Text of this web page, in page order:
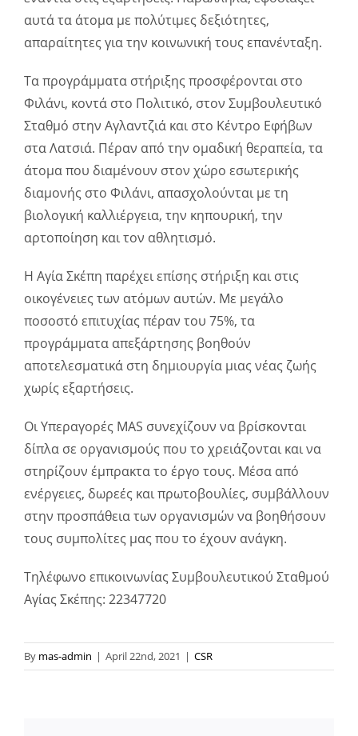
αυτά τα άτομα με πολύτιμες δεξιότητες,
απαραίτητες για την κοινωνική τους επανένταξη.
Τα προγράμματα στήριξης προσφέρονται στο
Φιλάνι, κοντά στο Πολιτικό, στον Συμβουλευτικό
Σταθμό στην Αγλαντζιά και στο Κέντρο Εφήβων
στα Λατσιά. Πέραν από την ομαδική θεραπεία, τα
άτομα που διαμένουν στον χώρο εσωτερικής
διαμονής στο Φιλάνι, απασχολούνται με τη
βιολογική καλλιέργεια, την κηπουρική, την
αρτοποίηση και τον αθλητισμό.
Η Αγία Σκέπη παρέχει επίσης στήριξη και στις
οικογένειες των ατόμων αυτών. Με μεγάλο
ποσοστό επιτυχίας πέραν του 75%, τα
προγράμματα απεξάρτησης βοηθούν
αποτελεσματικά στη δημιουργία μιας νέας ζωής
χωρίς εξαρτήσεις.
Οι Υπεραγορές MAS συνεχίζουν να βρίσκονται
δίπλα σε οργανισμούς που το χρειάζονται και να
στηρίζουν έμπρακτα το έργο τους. Μέσα από
ενέργειες, δωρεές και πρωτοβουλίες, συμβάλλουν
στην προσπάθεια των οργανισμών να βοηθήσουν
τους συμπολίτες μας που το έχουν ανάγκη.
Τηλέφωνο επικοινωνίας Συμβουλευτικού Σταθμού
Αγίας Σκέπης: 22347720
By mas-admin | April 22nd, 2021 | CSR